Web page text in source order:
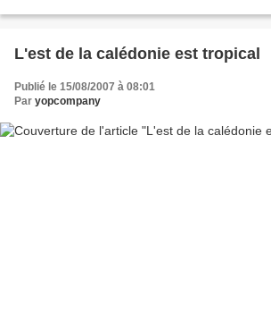
L'est de la calédonie est tropical
Publié le 15/08/2007 à 08:01
Par yopcompany